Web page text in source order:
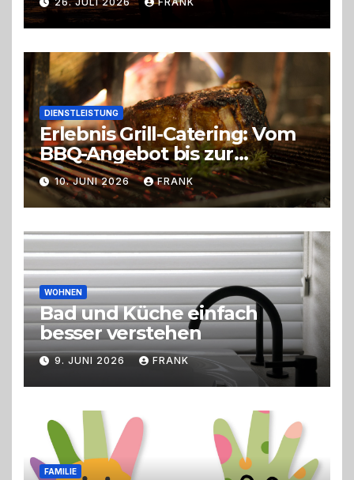
DIENSTLEISTUNG
Erlebnis Grill-Catering: Vom
BBQ-Angebot bis zur
perfekten Eventorganisation
Trend zu Outdoor-Events,
Erlebnisgastronomie und
Live-Cooking
10. JUNI 2026 FRANK
WOHNEN
Bad und Küche einfach
besser verstehen
9. JUNI 2026 FRANK
FAMILIE